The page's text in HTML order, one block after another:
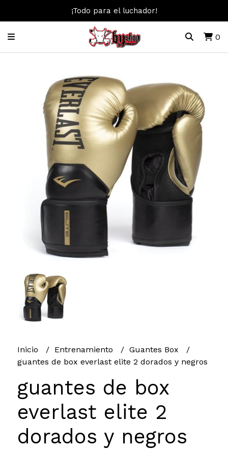
¡Todo para el luchador!
0
Inicio Entrenamiento
Guantes Box
guantes de box everlast elite 2 dorados y negros
guantes de box
everlast elite 2
dorados y negros